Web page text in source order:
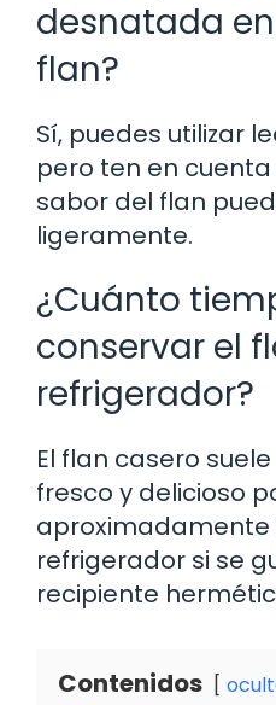
desnatada
flan?
Sí, puedes utilizar
pero ten en
sabor del flan
ligeramente.
¿Cuánto
conservar el
refrigerador?
El flan casero
fresco y delicioso
aproximadamente
refrigerador si se
recipiente
Contenidos